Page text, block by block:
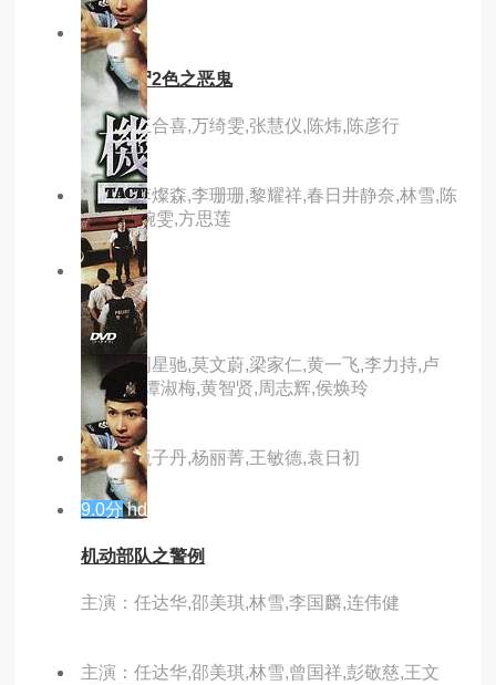
3.0分 hd
山村老尸2色之恶鬼
主演：王合喜,万绮雯,张慧仪,陈炜,陈彦行
主演：李燦森,李珊珊,黎耀祥,春日井静奈,林雪,陈
惠敏,袁婉雯,方思莲
2.0分 hd
回魂
主演：周星驰,莫文蔚,梁家仁,黄一飞,李力持,卢
雄,张莽,谭淑梅,黄智贤,周志辉,侯焕玲
主演：甄子丹,杨丽菁,王敏德,袁日初
9.0分 hd
机动部队之警例
主演：任达华,邵美琪,林雪,李国麟,连伟健
主演：任达华,邵美琪,林雪,曾国祥,彭敬慈,王文